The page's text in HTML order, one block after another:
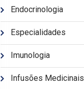
Endocrinologia
Especialidades
Imunologia
Infusões Medicinais